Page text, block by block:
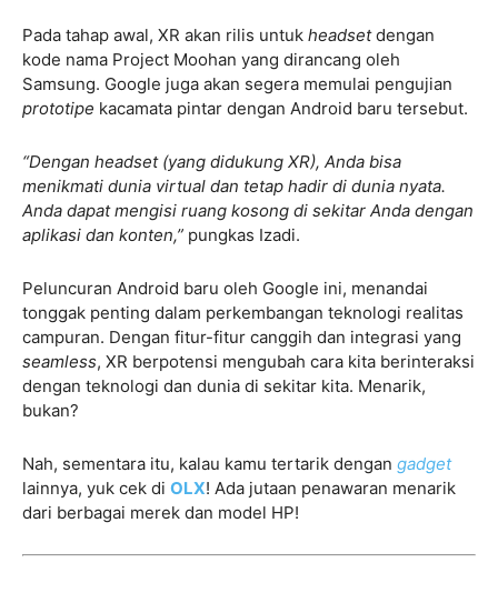
Pada tahap awal, XR akan rilis untuk headsetdengan
kode nama Project Moohan yang dirancang oleh
Samsung. Google juga akan segera memulai pengujian
prototipe kacamata pintar dengan Android baru tersebut.
“Dengan headset (yang didukung XR), Anda bisa
menikmati dunia virtual dan tetap hadir di dunia nyata.
Anda dapat mengisi ruang kosong di sekitar Anda dengan
aplikasi dan konten,” pungkas Izadi.
Peluncuran Android baru oleh Google ini, menandai
tonggak penting dalam perkembangan teknologi realitas
campuran. Dengan fitur-fitur canggih dan integrasi yang
seamless, XR berpotensi mengubah cara kita berinteraksi
dengan teknologi dan dunia di sekitar kita. Menarik,
bukan?
Nah, sementara itu, kalau kamu tertarik dengan gadget
lainnya, yuk cek di OLX! Ada jutaan penawaran menarik
dari berbagai merek dan model HP!